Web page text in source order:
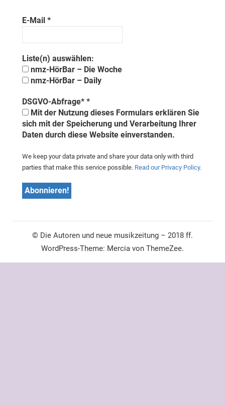
E-Mail *
Liste(n) auswählen:
nmz-HörBar – Die Woche
nmz-HörBar – Daily
DSGVO-Abfrage* *
Mit der Nutzung dieses Formulars erklären Sie
sich mit der Speicherung und Verarbeitung Ihrer
Daten durch diese Website einverstanden.
We keep your data private and share your data only with third
parties that make this service possible. Read our Privacy Policy.
© Die Autoren und neue musikzeitung – 2018 ff.
WordPress-Theme: Mercia von ThemeZee.